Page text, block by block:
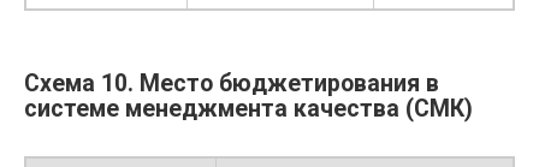
Схема 10. Место бюджетирования в
системе менеджмента качества (СМК)